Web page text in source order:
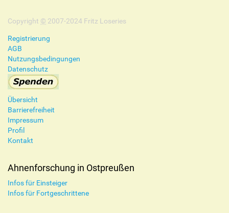
s
e
i
f
i
c
h
e
k
i
n
e
Copyright © 2007-2024 Fritz Loseries
Registrierung
AGB
Nutzungsbedingungen
Datenschutz
Übersicht
Barrierefreiheit
Impressum
Profil
Kontakt
Ahnenforschung in Ostpreußen
Infos für Einsteiger
Infos für Fortgeschrittene